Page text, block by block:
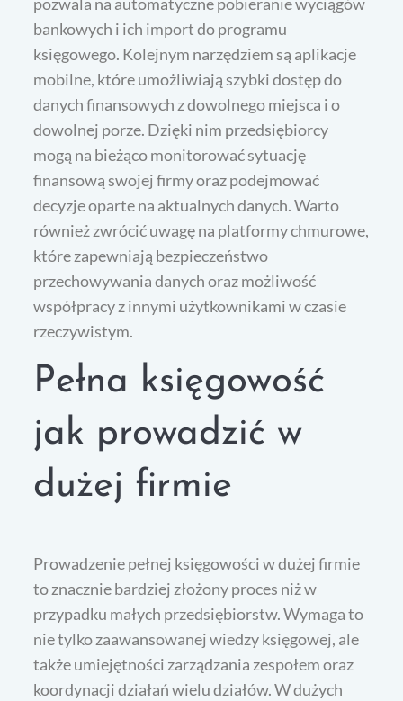
bankowych i ich import do programu
księgowego. Kolejnym narzędziem są aplikacje
mobilne, które umożliwiają szybki dostęp do
danych finansowych z dowolnego miejsca i o
dowolnej porze. Dzięki nim przedsiębiorcy
mogą na bieżąco monitorować sytuację
finansową swojej firmy oraz podejmować
decyzje oparte na aktualnych danych. Warto
również zwrócić uwagę na platformy chmurowe,
które zapewniają bezpieczeństwo
przechowywania danych oraz możliwość
współpracy z innymi użytkownikami w czasie
rzeczywistym.
Pełna księgowość
jak prowadzić w
dużej firmie
Prowadzenie pełnej księgowości w dużej firmie
to znacznie bardziej złożony proces niż w
przypadku małych przedsiębiorstw. Wymaga to
nie tylko zaawansowanej wiedzy księgowej, ale
także umiejętności zarządzania zespołem oraz
koordynacji działań wielu działów. W dużych